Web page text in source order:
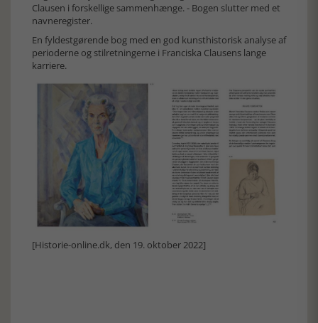
Clausen i forskellige sammenhænge. - Bogen slutter med et
navneregister.
En fyldestgørende bog med en god kunsthistorisk analyse af
perioderne og stilretningerne i Franciska Clausens lange
karriere.
[Historie-online.dk, den 19. oktober 2022]